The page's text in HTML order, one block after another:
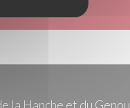
la Hanche et du Genou